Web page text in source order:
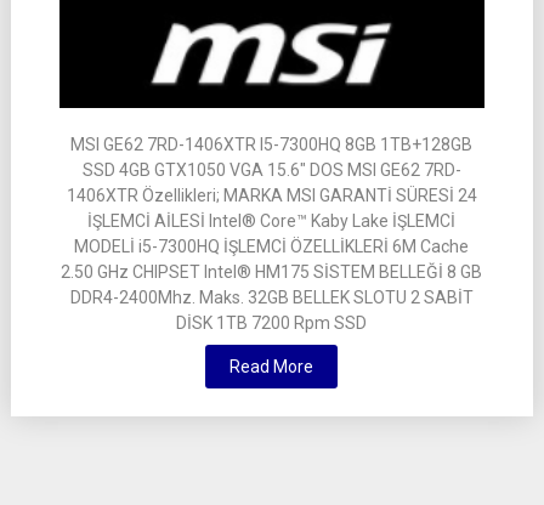
MSI GE62 7RD-1406XTR I5-7300HQ 8GB 1TB+128GB
SSD 4GB GTX1050 VGA 15.6″ DOS MSI GE62 7RD-
1406XTR Özellikleri; MARKA MSI GARANTİ SÜRESİ 24
İŞLEMCİ AİLESİ Intel® Core™ Kaby Lake İŞLEMCİ
MODELİ i5-7300HQ İŞLEMCİ ÖZELLİKLERİ 6M Cache
2.50 GHz CHIPSET Intel® HM175 SİSTEM BELLEĞİ 8 GB
DDR4-2400Mhz. Maks. 32GB BELLEK SLOTU 2 SABİT
DİSK 1TB 7200 Rpm SSD
Read More